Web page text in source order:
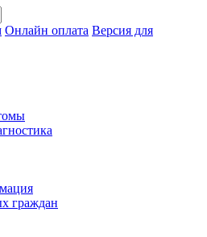
Онлайн оплата Версия для
граждан